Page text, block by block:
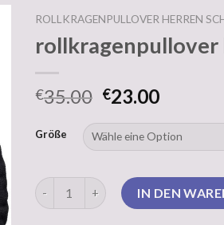
ROLLKRAGENPULLOVER HERREN
rollkragenpullover
€35.00 €23.00
Größe
rollkragenpullover herren schwarz
IN DEN